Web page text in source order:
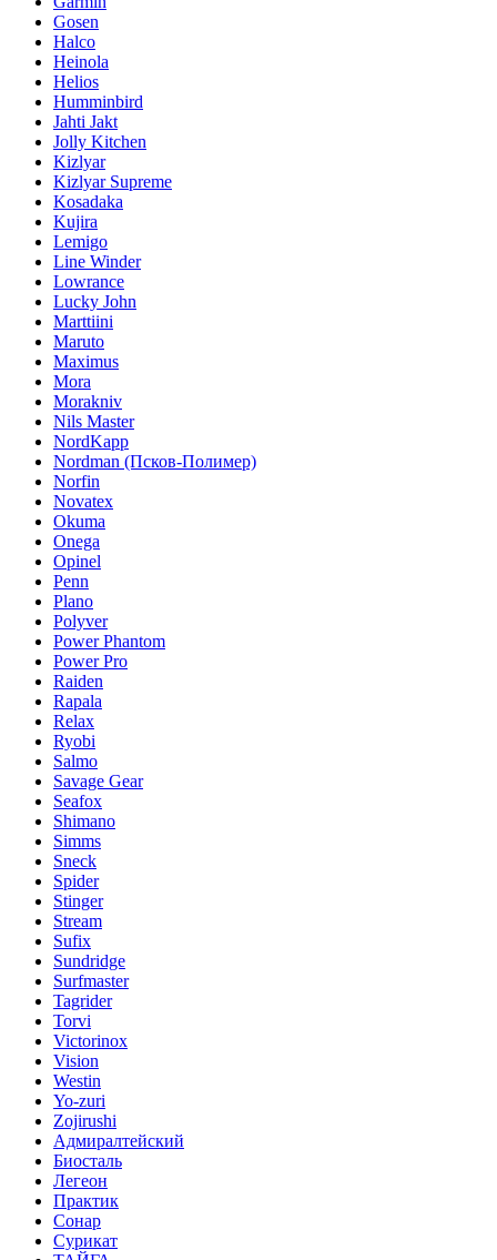
Gosen
Halco
Heinola
Helios
Humminbird
Jahti Jakt
Jolly Kitchen
Kizlyar
Kizlyar Supreme
Kosadaka
Kujira
Lemigo
Line Winder
Lowrance
Lucky John
Marttiini
Maruto
Maximus
Mora
Morakniv
Nils Master
NordKapp
Nordman (Псков-Полимер)
Norfin
Novatex
Okuma
Onega
Opinel
Penn
Plano
Polyver
Power Phantom
Power Pro
Raiden
Rapala
Relax
Ryobi
Salmo
Savage Gear
Seafox
Shimano
Simms
Sneck
Spider
Stinger
Stream
Sufix
Sundridge
Surfmaster
Tagrider
Torvi
Victorinox
Vision
Westin
Yo-zuri
Zojirushi
Адмиралтейский
Биосталь
Легеон
Практик
Сонар
Сурикат